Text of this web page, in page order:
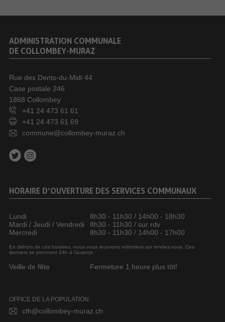
ADMINISTRATION COMMUNALE
DE COLLOMBEY-MURAZ
Rue des Dents-du-Midi 44
Case postale 246
1868 Collombey
+41 24 473 61 61
+41 24 473 61 69
commune@collombey-muraz.ch
HORAIRE D’OUVERTURE DES SERVICES COMMUNAUX
Lundi
8h30 - 11h30 / 14h00 - 18h30
Mardi / Jeudi / Vendredi
8h30 - 11h30 / sur rdv
Mercredi
8h30 - 11h30 / 14h00 - 17h00
En dehors de ces horaires, nous vous recevons volontiers sur rendez-vous. Ces
derniers se prennent 24h à l’avance.
Veille de fête Fermeture 1 heure plus tôt!
OFFICE DE LA POPULATION
cth@collombey-muraz.ch